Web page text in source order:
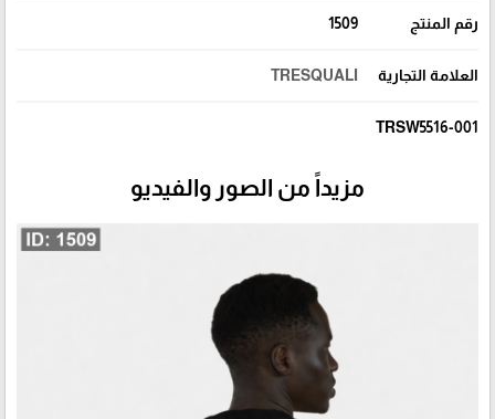
رقم المنتج 1509
العلامة التجارية TRESQUALI
TRSW5516-001
مزيداً من الصور والفيديو